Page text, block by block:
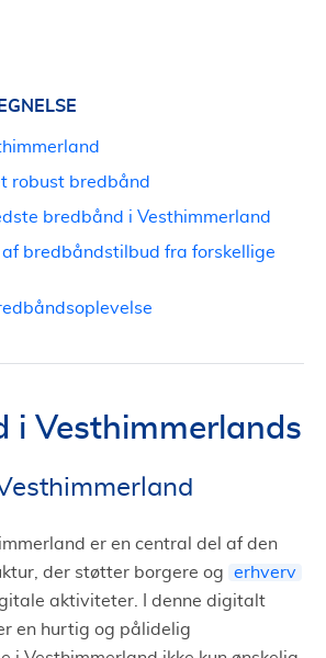
i Vesthimmerlands
er en central del af den
der støtter borgere og
erhverv
aktiviteter. I denne digitalt
en hurtig og pålidelig
robust bredbånd
bredbånd i Vesthimmerland
bredbåndstilbud fra forskellige